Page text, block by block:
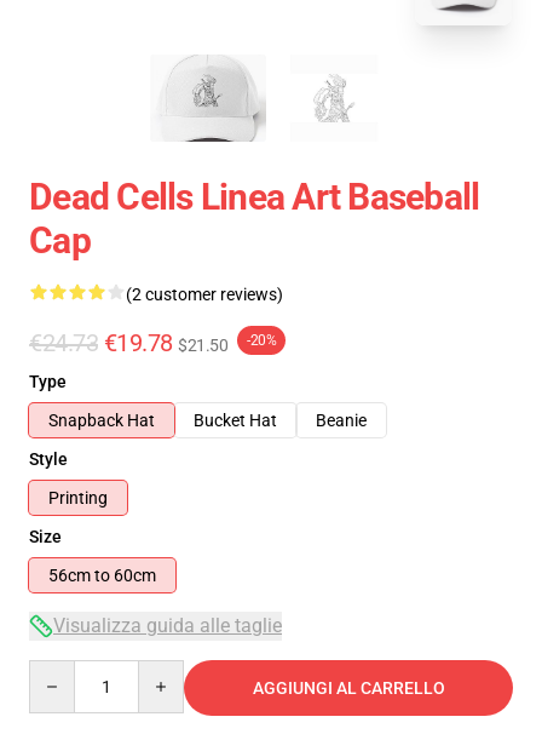
Dead Cells Linea Art Baseball
Cap
(2 customer reviews)
€24.73 €19.78 $21.50 -20%
Type
Snapback Hat
Bucket Hat
Beanie
Style
Printing
Size
56cm to 60cm
Visualizza guida alle taglie
AGGIUNGI AL CARRELLO